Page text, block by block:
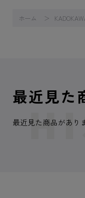
ホーム
最近見た
最近見た商品があり